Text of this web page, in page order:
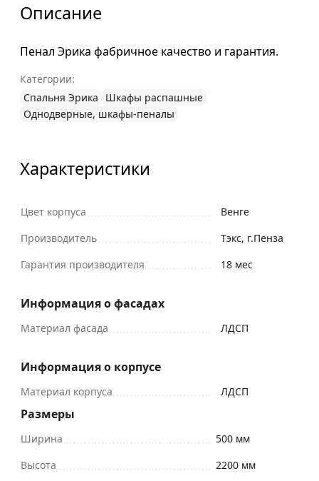
Описание
Пенал Эрика фабричное качество и гарантия.
Категории:
Спальня Эрика
Шкафы распашные
Однодверные, шкафы-пеналы
Характеристики
Цвет корпуса
Венге
Производитель
Тэкс, г.Пенза
Гарантия производителя
18 мес
Информация о фасадах
Материал фасада ЛДСП
Информация о корпусе
Материал корпуса ЛДСП
Размеры
Ширина
500 мм
Высота
2200 мм